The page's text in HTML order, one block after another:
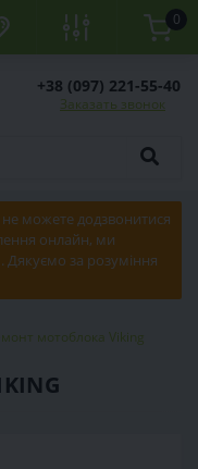
0
+38 (097) 221-55-40
Заказать звонок
можете додзвонитися
онлайн, ми
за розуміння
мотоблока Viking